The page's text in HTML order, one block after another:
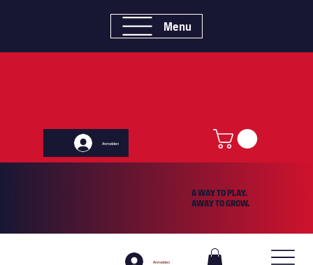
Anmelden
A WAY TO PLAY.
AWAY TO GROW.
Anmelden
Menu